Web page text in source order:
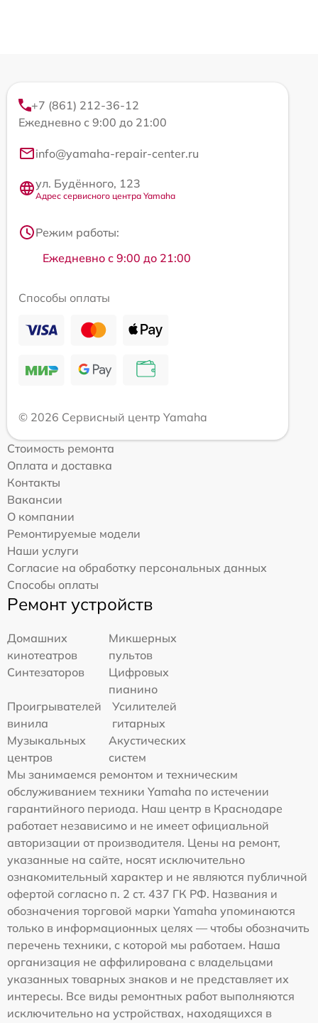
+7 (861) 212-36-12
Ежедневно с 9:00 до 21:00
info@yamaha-repair-center.ru
ул. Будённого, 123
Адрес сервисного центра Yamaha
Режим работы:
Ежедневно с 9:00 до 21:00
Способы оплаты
© 2026 Сервисный центр Yamaha
Стоимость ремонта
Оплата и доставка
Контакты
Вакансии
О компании
Ремонтируемые модели
Наши услуги
Согласие на обработку персональных данных
Способы оплаты
Ремонт устройств
Домашних
кинотеатров
Микшерных
пультов
Синтезаторов
Цифровых
пианино
Проигрывателей
винила
Усилителей
гитарных
Музыкальных
центров
Акустических
систем
Мы занимаемся ремонтом и техническим
обслуживанием техники Yamaha по истечении
гарантийного периода. Наш центр в Краснодаре
работает независимо и не имеет официальной
авторизации от производителя. Цены на ремонт,
указанные на сайте, носят исключительно
ознакомительный характер и не являются публичной
офертой согласно п. 2 ст. 437 ГК РФ. Названия и
обозначения торговой марки Yamaha упоминаются
только в информационных целях — чтобы обозначить
перечень техники, с которой мы работаем. Наша
организация не аффилирована с владельцами
указанных товарных знаков и не представляет их
интересы. Все виды ремонтных работ выполняются
исключительно на устройствах, находящихся в